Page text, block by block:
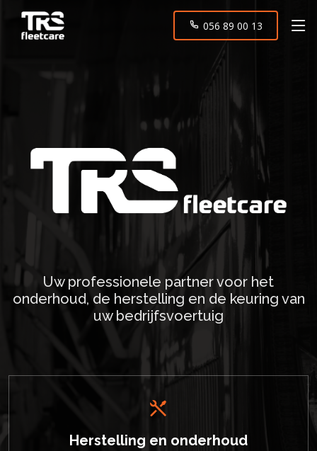
056 89 00 13
Uw professionele partner voor het
onderhoud, de herstelling en de keuring van
uw bedrijfsvoertuig
Herstelling en onderhoud